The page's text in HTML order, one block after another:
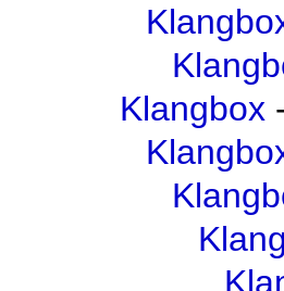
Klangbox